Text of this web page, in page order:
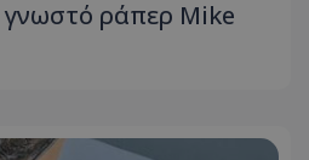
γνωστό ράπερ Mike